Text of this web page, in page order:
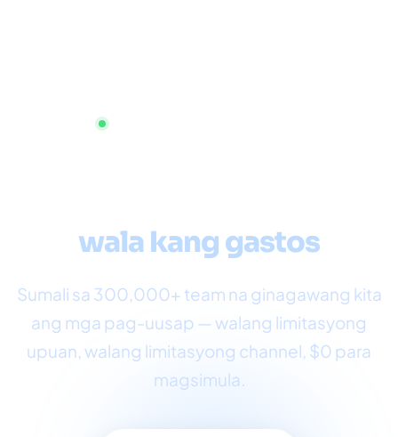
Magsimula na, walang credit card
wala kang gastos
Sumali sa 300,000+ team na ginagawang kita
ang mga pag-uusap — walang limitasyong
upuan, walang limitasyong channel, $0 para
magsimula.